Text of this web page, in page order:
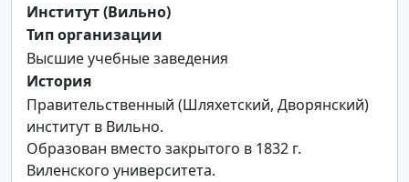
Институт (Вильно)
Тип организации
Высшие учебные заведения
История
Правительственный (Шляхетский, Дворянский)
институт в Вильно.
Образован вместо закрытого в 1832 г.
Виленского университета.